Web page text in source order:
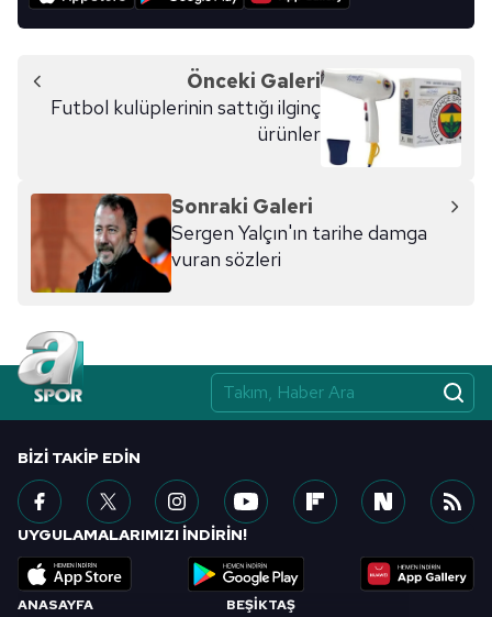
Önceki Galeri
Futbol kulüplerinin sattığı ilginç
ürünler
Sonraki Galeri
Sergen Yalçın'ın tarihe damga
vuran sözleri
ANASAYFA BEŞİKTAŞ
BIZI TAKIP EDIN
UYGULAMALARIMIZI İNDİRİN!